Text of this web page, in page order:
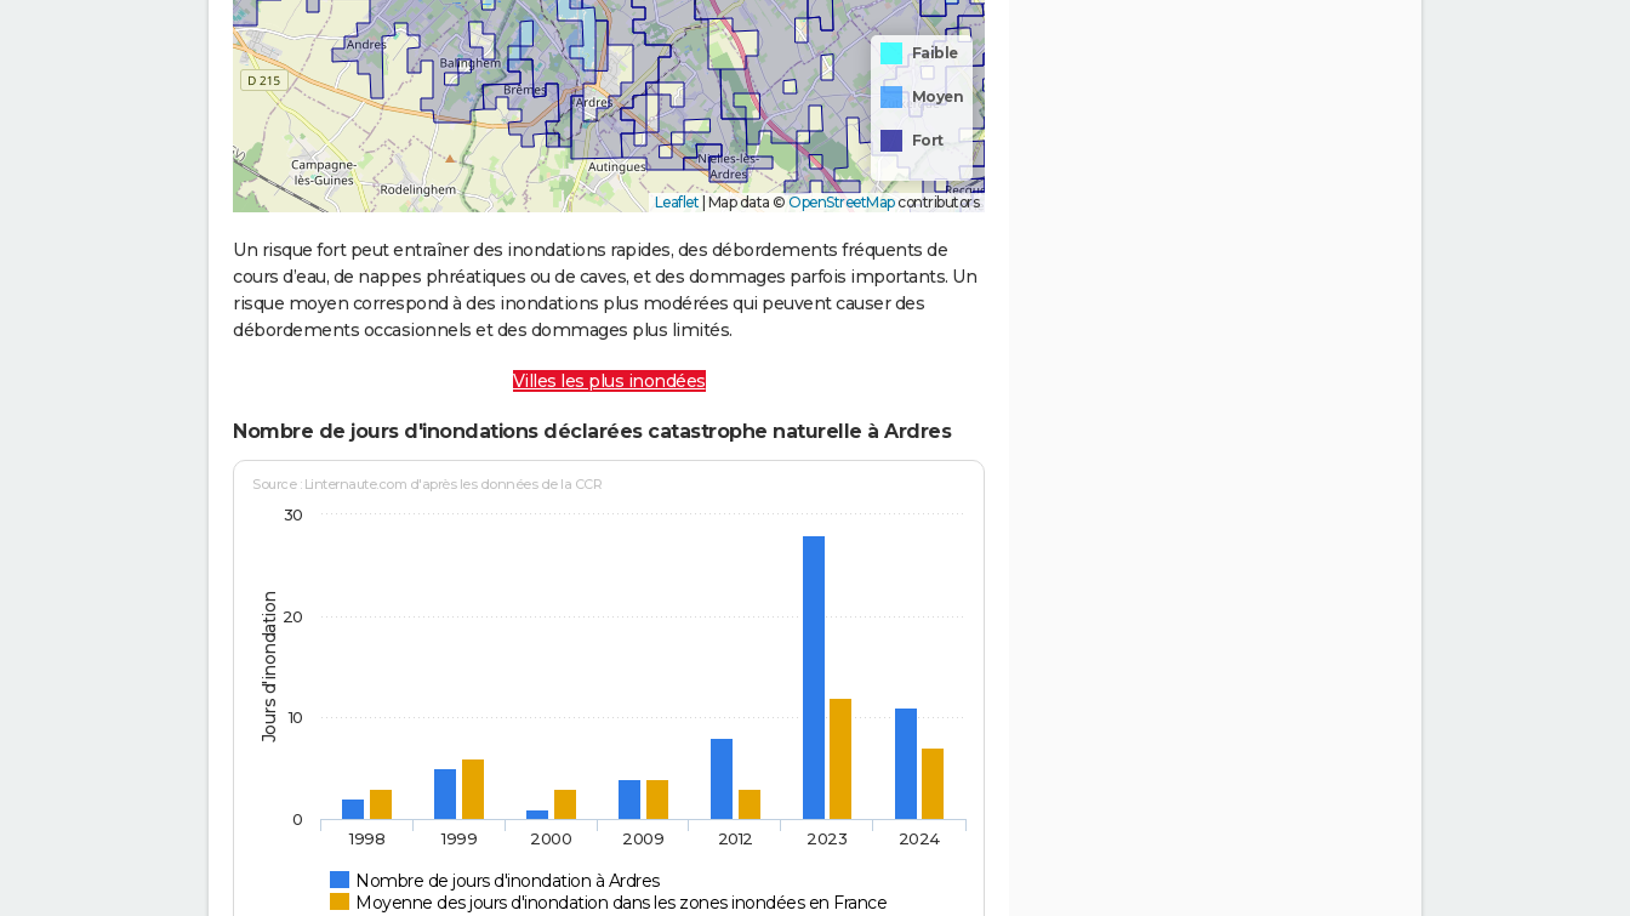
Faible
Moyen
Fort
Leaflet | Map data ©OpenStreetMapcontributors
Un risque fort peut entraîner des inondations rapides, des débordements fréquents de
cours d’eau, de nappes phréatiques ou de caves, et des dommages parfois importants. Un
risque moyen correspond à des inondations plus modérées qui peuvent causer des
débordements occasionnels et des dommages plus limités.
Villes les plus inondées
Nombre de jours d'inondations déclarées catastrophe naturelle à Ardres
Jours d'inondation
Source : Linternaute.com d'après les données de la CCR
Nombre de jours d'inondation à Ardres
Moyenne des jours d'inondation dans les zones inondées en France
1998 1999 2000 2009 2012 2023 2024
0
10
20
30